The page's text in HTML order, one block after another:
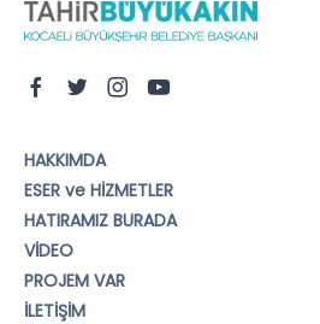
HAKKIMDA
ESER ve HİZMETLER
HATIRAMIZ BURADA
VİDEO
PROJEM VAR
İLETİŞİM